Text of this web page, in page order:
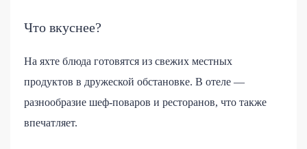
Что вкуснее?
На яхте блюда готовятся из свежих местных
продуктов в дружеской обстановке. В отеле —
разнообразие шеф-поваров и ресторанов, что также
впечатляет.